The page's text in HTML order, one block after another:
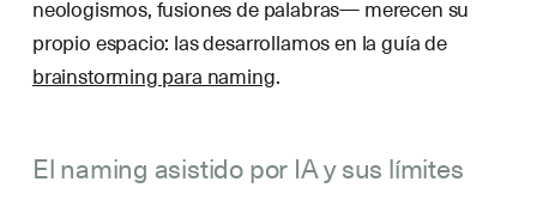
neologismos, fusiones de palabras— merecen su
propio espacio: las desarrollamos en la guía de
brainstorming para naming.
El naming asistido por IA y sus límites